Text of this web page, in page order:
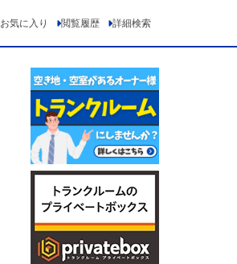
お気に入り 閲覧履歴 詳細検索